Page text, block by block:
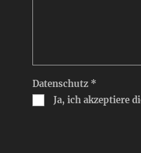
Datenschutz *
Ja, ich akzeptiere